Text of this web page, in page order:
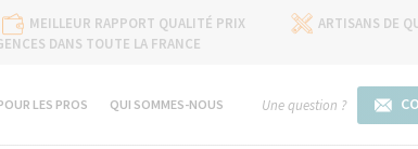
MEILLEUR RAPPORT QUALITÉ PRIX
ARTISANS DE
DANS TOUTE LA FRANCE
LES PROS QUI SOMMES-NOUS Une question ?